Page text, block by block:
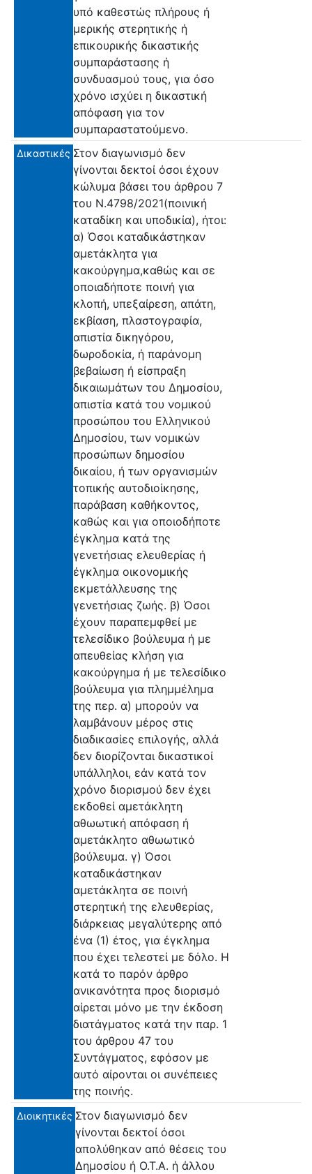
υπό καθεστώς πλήρους ή
μερικής στερητικής ή
επικουρικής δικαστικής
συμπαράστασης ή
συνδυασμού τους, για όσο
χρόνο ισχύει η δικαστική
απόφαση για τον
συμπαραστατούμενο.
Δικαστικές Στον διαγωνισμό δεν
γίνονται δεκτοί όσοι έχουν
κώλυμα βάσει του άρθρου 7
του Ν.4798/2021(ποινική
καταδίκη και υποδικία), ήτοι:
α) Όσοι καταδικάστηκαν
αμετάκλητα για
κακούργημα,καθώς και σε
οποιαδήποτε ποινή για
κλοπή, υπεξαίρεση, απάτη,
εκβίαση, πλαστογραφία,
απιστία δικηγόρου,
δωροδοκία, ή παράνομη
βεβαίωση ή είσπραξη
δικαιωμάτων του Δημοσίου,
απιστία κατά του νομικού
προσώπου του Ελληνικού
Δημοσίου, των νομικών
προσώπων δημοσίου
δικαίου, ή των οργανισμών
τοπικής αυτοδιοίκησης,
παράβαση καθήκοντος,
καθώς και για οποιοδήποτε
έγκλημα κατά της
γενετήσιας ελευθερίας ή
έγκλημα οικονομικής
εκμετάλλευσης της
γενετήσιας ζωής. β) Όσοι
έχουν παραπεμφθεί με
τελεσίδικο βούλευμα ή με
απευθείας κλήση για
κακούργημα ή με τελεσίδικο
βούλευμα για πλημμέλημα
της περ. α) μπορούν να
λαμβάνουν μέρος στις
διαδικασίες επιλογής, αλλά
δεν διορίζονται δικαστικοί
υπάλληλοι, εάν κατά τον
χρόνο διορισμού δεν έχει
εκδοθεί αμετάκλητη
αθωωτική απόφαση ή
αμετάκλητο αθωωτικό
βούλευμα. γ) Όσοι
καταδικάστηκαν
αμετάκλητα σε ποινή
στερητική της ελευθερίας,
διάρκειας μεγαλύτερης από
ένα (1) έτος, για έγκλημα
που έχει τελεστεί με δόλο. Η
κατά το παρόν άρθρο
ανικανότητα προς διορισμό
αίρεται μόνο με την έκδοση
διατάγματος κατά την παρ. 1
του άρθρου 47 του
Συντάγματος, εφόσον με
αυτό αίρονται οι συνέπειες
της ποινής.
Διοικητικές Στον διαγωνισμό δεν
γίνονται δεκτοί όσοι
απολύθηκαν από θέσεις του
Δημοσίου ή Ο.Τ.Α. ή άλλου